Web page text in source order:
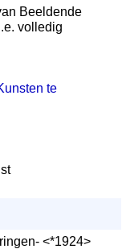
Beeldende
volledig
te
<*1924>